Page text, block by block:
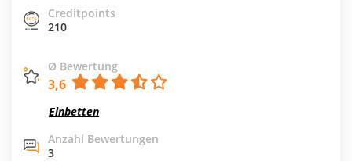
Creditpoints
210
Ø Bewertung
3,6
Einbetten
Anzahl Bewertungen
3